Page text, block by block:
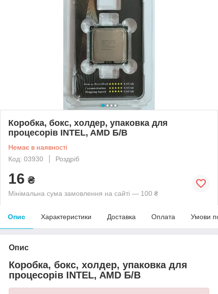
Коробка, бокс, холдер, упаковка для
процесорів INTEL, AMD Б/В
Немає в наявності
Код: 03930
Роздріб
16 ₴
Мінімальна сума замовлення на сайті — 100 ₴
Опис Характеристики Доставка Оплата Умови
Опис
Коробка, бокс, холдер, упаковка для
процесорів INTEL, AMD Б/В